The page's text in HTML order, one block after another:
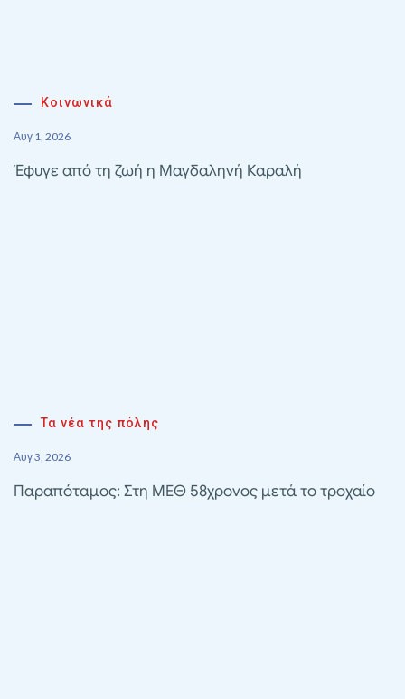
Κοινωνικά
Αυγ 1, 2026
Έφυγε από τη ζωή η Μαγδαληνή Καραλή
Τα νέα της πόλης
Αυγ 3, 2026
Παραπόταμος: Στη ΜΕΘ 58χρονος μετά το τροχαίο